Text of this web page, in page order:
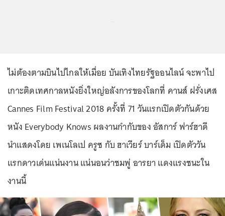
ไม่ต้องตามบินไปไกลให้เมื่อย บันเทิงไทยรัฐออนไลน์ จะพาไป
เกาะติดเทศกาลหนังยิ่งใหญ่อลังการของโลกที่ คานส์ ฝรั่งเศส
Cannes Film Festival 2018 ครั้งที่ 71 วันแรกเปิดตัวกันด้วย
หนัง Everybody Knows ผลงานกำกับของ อัสการ์ ฟาร์ฮาดี
นำแสดงโดย เพเนโลเป ครูซ กับ ฮาเวียร์ บาร์เด็ม เปิดตัววัน
แรกดาวเด่นแน่นงาน แน่นอนว่าชมพู่ อารยา แดงแรงชนะใน
งานนี้